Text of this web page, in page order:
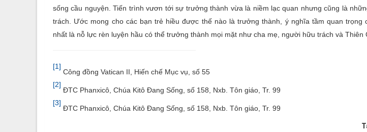
sống cầu nguyện. Tiến trình vươn tới sự trưởng thành vừa là niềm lạc quan nhưng cũng là
trách. Ước mong cho các bạn trẻ hiều được thế nào là trưởng thành, ý nghĩa tầm quan trọng
nhất là nỗ lực rèn luyện hầu có thể trưởng thành mọi mặt như cha mẹ, người hữu trách và Thiên
[1]
Công đồng Vatican II, Hiến chế Mục vụ, số 55
[2]
ĐTC Phanxicô, Chúa Kitô Đang Sống, số 158, Nxb. Tôn giáo, Tr. 99
[3]
ĐTC Phanxicô, Chúa Kitô Đang Sống, số 158, Nxb. Tôn giáo, Tr. 99